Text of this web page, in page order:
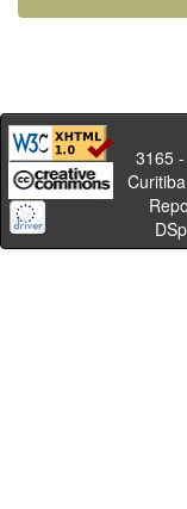
Av.
3165